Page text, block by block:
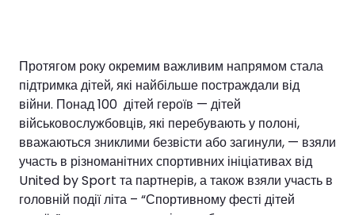
Протягом року окремим важливим напрямом стала
підтримка дітей, які найбільше постраждали від
війни. Понад 100 дітей героїв — дітей
військовослужбовців, які перебувають у полоні,
вважаються зниклими безвісти або загинули, — взяли
участь в різноманітних спортивних ініціативах від
United by Sport та партнерів, а також взяли участь в
головній події літа – “Спортивному фесті дітей